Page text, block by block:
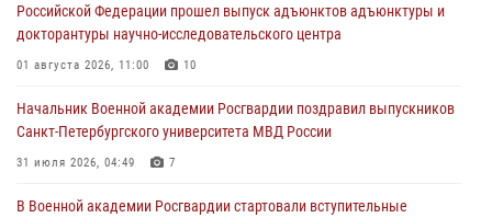
В Военной академии Росгвардии оглашены итоги абитуриентских
сборов 2026 года
27 июля 2026, 14:49 7
Военная академия информирует!
Российской Федерации прошел выпуск адъюнктов адъюнктуры и
докторантуры научно-исследовательского центра
01 августа 2026, 11:00 10
Начальник Военной академии Росгвардии поздравил выпускников
Санкт-Петербургского университета МВД России
31 июля 2026, 04:49 7
В Военной академии Росгвардии стартовали вступительные